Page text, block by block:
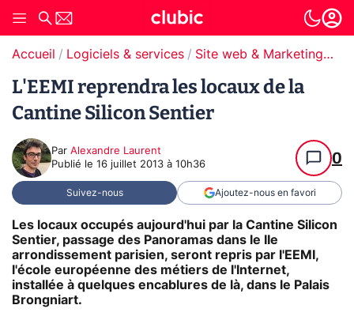
Accueil Logiciels & services Site web & Marketing Digital
L'EEMI reprendra les locaux de la
Cantine Silicon Sentier
Par Alexandre Laurent
Publié le 16 juillet 2013 à 10h36 0
Suivez-nous Ajoutez-nous en favori
Les locaux occupés aujourd'hui par la Cantine Silicon
Sentier, passage des Panoramas dans le IIe
arrondissement parisien, seront repris par l'EEMI,
l'école européenne des métiers de l'Internet,
installée à quelques encablures de là, dans le Palais
Brongniart.